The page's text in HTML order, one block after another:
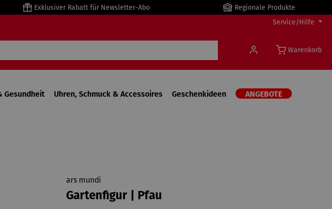
Exklusiver Rabatt für Newsletter-Abo
Regionale Produkte
Service/Hilfe
Warenkorb
Gesundheit Uhren, Schmuck & Accessoires Geschenkideen ANGEBOTE
ars mundi
Gartenfigur | Pfau